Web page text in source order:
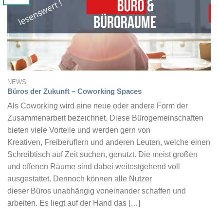
NEWS
Büros der Zukunft – Coworking Spaces
Als Coworking wird eine neue oder andere Form der
Zusammenarbeit bezeichnet. Diese Bürogemeinschaften
bieten viele Vorteile und werden gern von
Kreativen, Freiberuflern und anderen Leuten, welche einen
Schreibtisch auf Zeit suchen, genutzt. Die meist großen
und offenen Räume sind dabei weitestgehend voll
ausgestattet. Dennoch können alle Nutzer
dieser Büros unabhängig voneinander schaffen und
arbeiten. Es liegt auf der Hand das […]